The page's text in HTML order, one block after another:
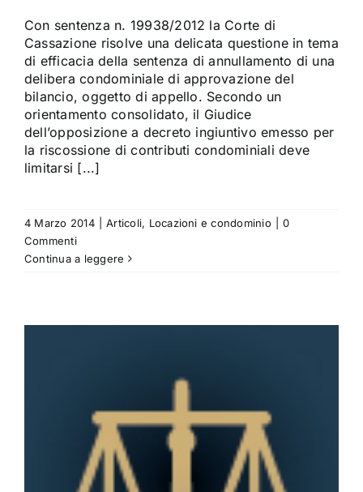
Con sentenza n. 19938/2012 la Corte di
Cassazione risolve una delicata questione in tema
di efficacia della sentenza di annullamento di una
delibera condominiale di approvazione del
bilancio, oggetto di appello. Secondo un
orientamento consolidato, il Giudice
dell’opposizione a decreto ingiuntivo emesso per
la riscossione di contributi condominiali deve
limitarsi [...]
4 Marzo 2014 Articoli, Locazioni e condominio
0
Commenti
Continua a leggere